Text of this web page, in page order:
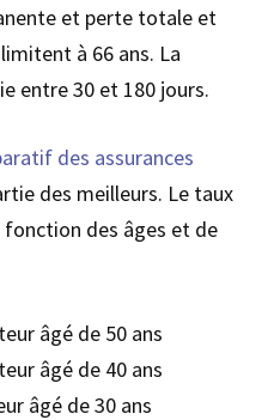
et perte totale et
à 66 ans. La
entre 30 et 180 jours.
des assurances
des meilleurs. Le taux
fonction des âges et de
âgé de 50 ans
âgé de 40 ans
âgé de 30 ans